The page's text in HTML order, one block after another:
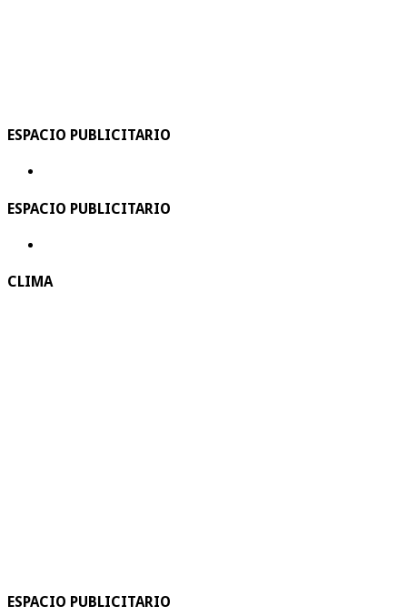
ESPACIO PUBLICITARIO
ESPACIO PUBLICITARIO
CLIMA
ESPACIO PUBLICITARIO